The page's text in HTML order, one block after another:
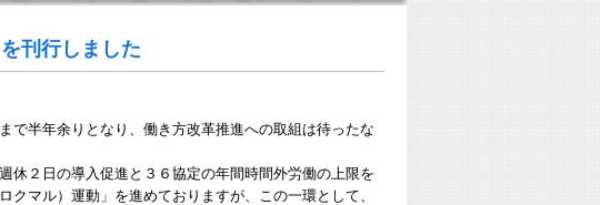
刊行しました
半年余りとなり、働き方改革推進への取組は待ったな
２日の導入促進と３６協定の年間時間外労働の上限を
マル）運動」を進めておりますが、この一環として、